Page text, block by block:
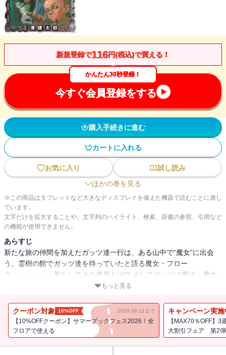
新規登録で116円(税込)で買える！
かんたん30秒登録！
今すぐ会員登録をする
購入手続きに進む
カートに入れる
お気に入り
試し読み
ほかの巻を見る
※この商品はタブレットなど大きなディスプレイを備えた機器で読むことに適し
ています。
文字だけを拡大することや、文字列のハイライト、検索、辞書の参照、引用など
の機能が使用できません。
あらすじ
新たな旅の仲間を加えたガッツ達一行は、ある山中で“魔女”に出会
う。霊樹の館でガッツ達を待っていたと語る魔女・フロー
ラ・・・・・・果たしてその真意とは!? そしてガッツは魔法・魔女
もっと見る
クーポン対象 10%OFF 2026.08.11まで
【10%OFFクーポン】サマーブックフェス2026！全
フロアで使える
キャンペーン実施
【MAX70％OFF】3
大割引フェア 第2弾